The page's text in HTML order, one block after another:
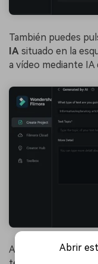
También puedes
IA situado en la
a vídeo mediante IA
Aquí debesAbrir